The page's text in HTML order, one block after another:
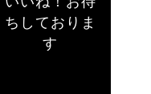
ちしておりま
す